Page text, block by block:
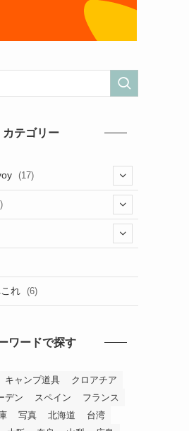
カテゴリー
(17)
(6)
れ (6)
ワードで探す
キャンプ道具
クロアチア
デン スペイン
フランス
写真 北海道
台湾